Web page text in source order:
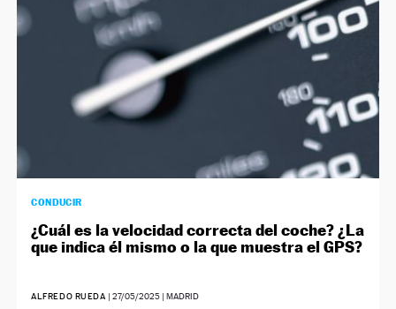
CONDUCIR
¿Cuál es la velocidad correcta del coche? ¿La
que indica él mismo o la que muestra el GPS?
ALFREDO RUEDA | 27/05/2025| MADRID